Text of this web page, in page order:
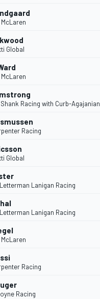
Global
Racing with Curb-Agajanian
Racing
Global
Lanigan Racing
Lanigan Racing
Racing
Racing